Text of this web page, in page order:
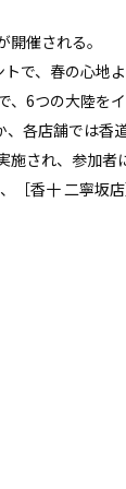
催される。
で、春の心地
、6つの大陸を
各店舗では香
施され、参加者
［香十 二寧坂